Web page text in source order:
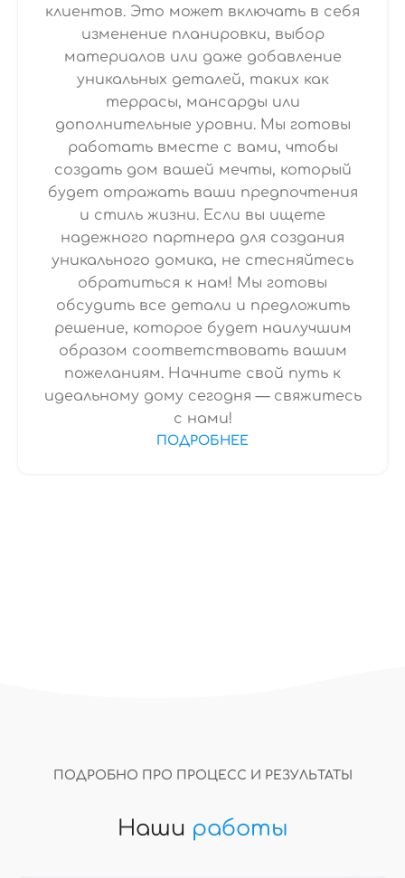
клиентов. Это может включать в себя
изменение планировки, выбор
материалов или даже добавление
уникальных деталей, таких как
террасы, мансарды или
дополнительные уровни. Мы готовы
работать вместе с вами, чтобы
создать дом вашей мечты, который
будет отражать ваши предпочтения
и стиль жизни. Если вы ищете
надежного партнера для создания
уникального домика, не стесняйтесь
обратиться к нам! Мы готовы
обсудить все детали и предложить
решение, которое будет наилучшим
образом соответствовать вашим
пожеланиям. Начните свой путь к
идеальному дому сегодня — свяжитесь
с нами!
ПОДРОБНЕЕ
ПОДРОБНО ПРО ПРОЦЕСС И РЕЗУЛЬТАТЫ
Наши работы